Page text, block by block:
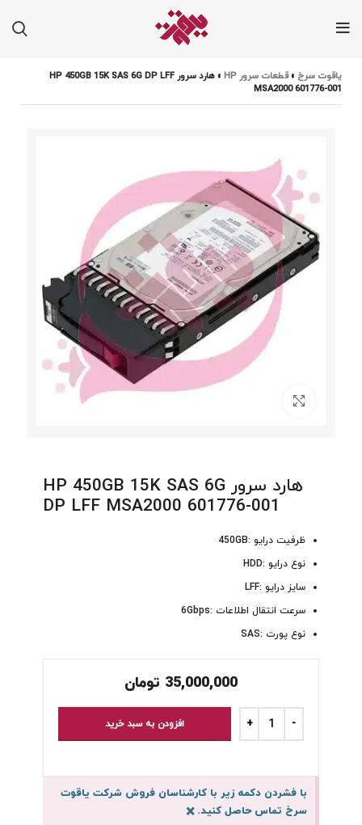
یاقوت سرخ »قطعات سرور HP »
هارد سرور HP 450GB 15K SAS 6G DP LFF
MSA2000 601776-001
هارد سرور HP 450GB 15K SAS 6G
DP LFF MSA2000 601776-001
ظرفیت درایو :450GB
نوع درایو :HDD
سایز درایو :LFF
سرعت انتقال اطلاعات :6Gbps
نوع پورت :SAS
35,000,000 تومان
افزودن به سبد خرید
با فشردن دکمه زیر با کارشناسان فروش شرکت یاقوت
سرخ تماس حاصل کنید.×